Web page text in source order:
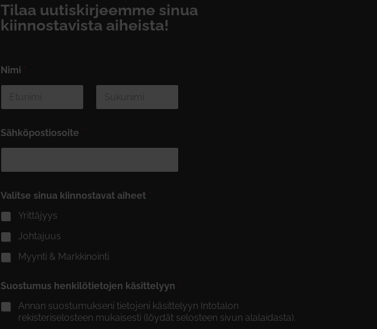
Tilaa uutiskirjeemme sinua
kiinnostavista aiheista!
Nimi *
Sähköpostiosoite *
Valitse sinua kiinnostavat aiheet *
Yrittäjyys
Johtajuus
Myynti & Markkinointi
Suostumus henkilötietojen käsittelyyn *
Annan suostumukseni tietojeni käsittelyyn Intotalon
rekisteriselosteen mukaisesti (löydät selosteen sivun alalaidasta).